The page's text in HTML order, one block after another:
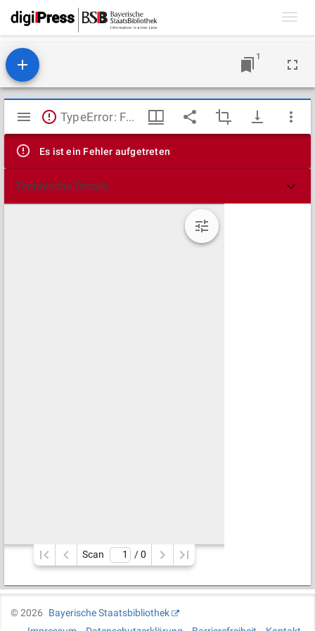
1
Mirador
Viewer
TypeError: Failed to fetch
Es ist ein Fehler aufgetreten
Technische Details
Scan / 0
©2026
Bayerische Staatsbibliothek